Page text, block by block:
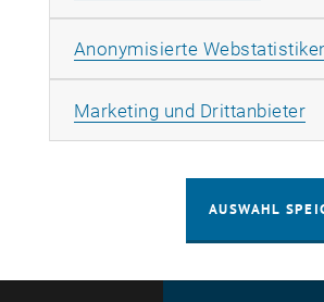
Save the
Anonymisierte
Marketing und Drittanbieter
AUSWAHL